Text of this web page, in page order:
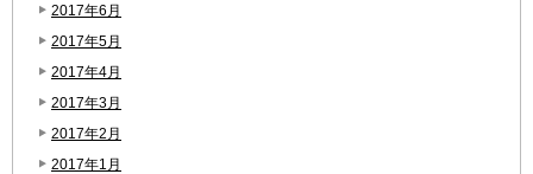
2017年6月
2017年5月
2017年4月
2017年3月
2017年2月
2017年1月